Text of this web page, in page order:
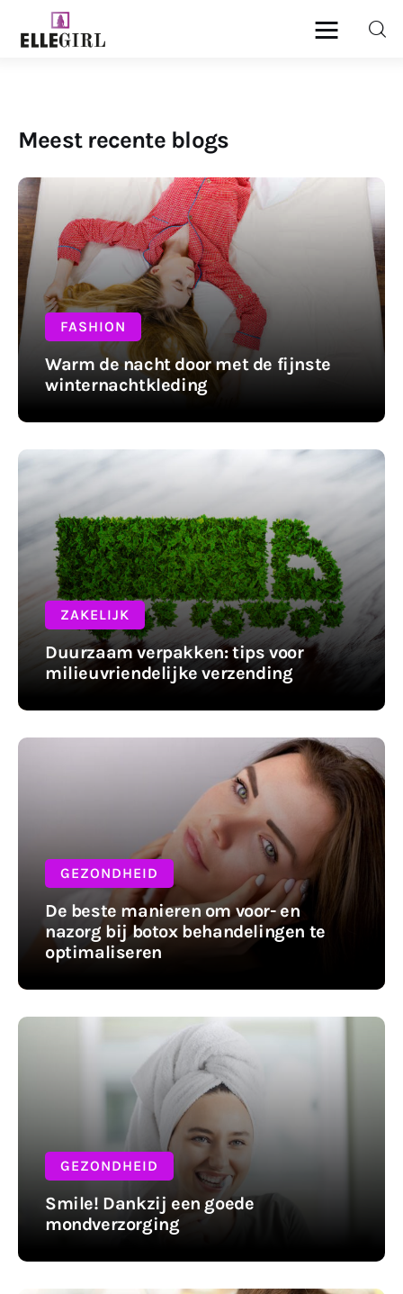
Ellegirl
Geld
Gezondheid
Lifestyle
Reizen
Relatie
Meest recente blogs
FASHION
Warm de nacht door met de fijnste
winternachtkleding
ZAKELIJK
Duurzaam verpakken: tips voor
milieuvriendelijke verzending
GEZONDHEID
De beste manieren om voor- en
nazorg bij botox behandelingen te
optimaliseren
GEZONDHEID
Smile! Dankzij een goede
mondverzorging